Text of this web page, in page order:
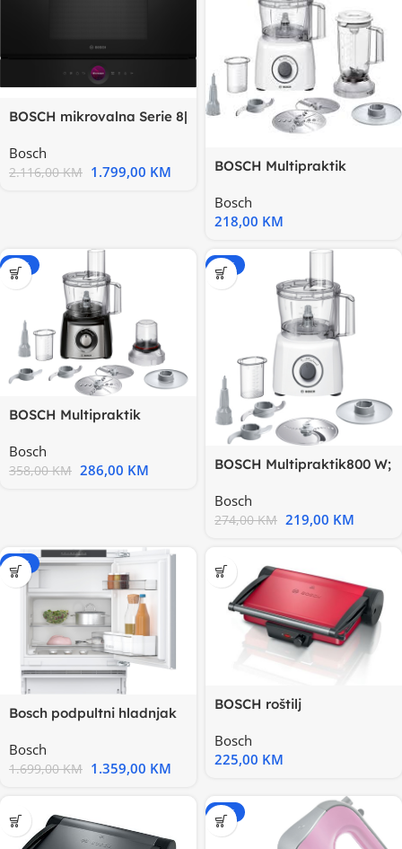
BOSCH mikrovalna Serie 8|
Bosch
2.116,00KM 1.799,00 KM
BOSCH Multipraktik
30 +
Bosch
218,00 KM
-20%
BOSCH Multipraktik
posuda,Sjeckalica, 30
Bosch
358,00KM 286,00 KM
-20%
BOSCH Multipraktik800 W;
Bosch
274,00KM 219,00 KM
-20%
Bosch podpultni hladnjak
Bosch
1.699,00KM 1.359,00 KM
BOSCH roštilj
Bosch
225,00 KM
-15%